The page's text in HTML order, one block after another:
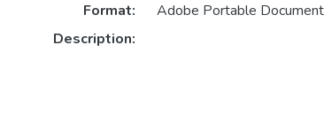
Format:
Adobe Portable
Description: